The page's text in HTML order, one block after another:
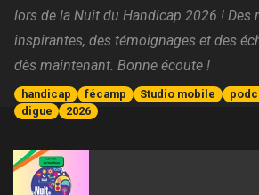
lors de la Nuit du Handicap 2026 ! Des
inspirantes, des témoignages et des
dès maintenant. Bonne écoute !
handicap fécamp Studio mobile
digue
2026